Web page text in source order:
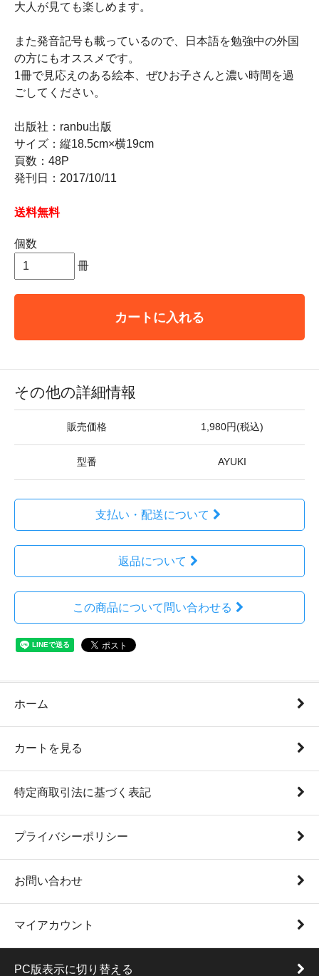
大人が見ても楽しめます。
また発音記号も載っているので、日本語を勉強中の外国
の方にもオススメです。
1冊で見応えのある絵本、ぜひお子さんと濃い時間を過
ごしてください。
出版社：ranbu出版
サイズ：縦18.5cm×横19cm
頁数：48P
発刊日：2017/10/11
送料無料
個数
冊
カートに入れる
その他の詳細情報
販売価格 1,980円(税込)
型番 AYUKI
支払い・配送について
返品について
この商品について問い合わせる
ホーム
カートを見る
特定商取引法に基づく表記
プライバシーポリシー
お問い合わせ
マイアカウント
PC版表示に切り替える